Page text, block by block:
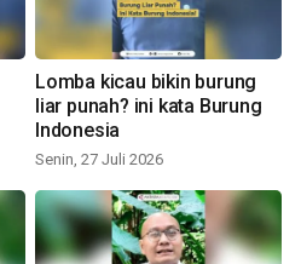
Lomba kicau bikin burung
liar punah? ini kata Burung
Indonesia
Senin, 27 Juli 2026